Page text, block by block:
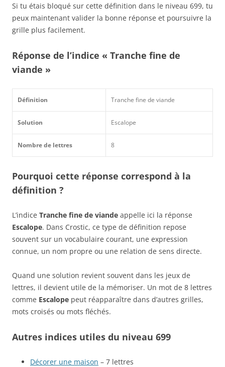
Si tu étais bloqué sur cette définition dans le niveau 699, tu
peux maintenant valider la bonne réponse et poursuivre la
grille plus facilement.
Réponse de l’indice « Tranche fine de
viande »
Définition Tranche fine de viande
Solution Escalope
Nombre de lettres 8
Pourquoi cette réponse correspond à la
définition ?
L’indice Tranche fine de viande appelle ici la réponse
Escalope. Dans Crostic, ce type de définition repose
souvent sur un vocabulaire courant, une expression
connue, un nom propre ou une relation de sens directe.
Quand une solution revient souvent dans les jeux de
lettres, il devient utile de la mémoriser. Un mot de 8 lettres
comme Escalope peut réapparaître dans d’autres grilles,
mots croisés ou mots fléchés.
Autres indices utiles du niveau 699
Décorer une maison – 7 lettres